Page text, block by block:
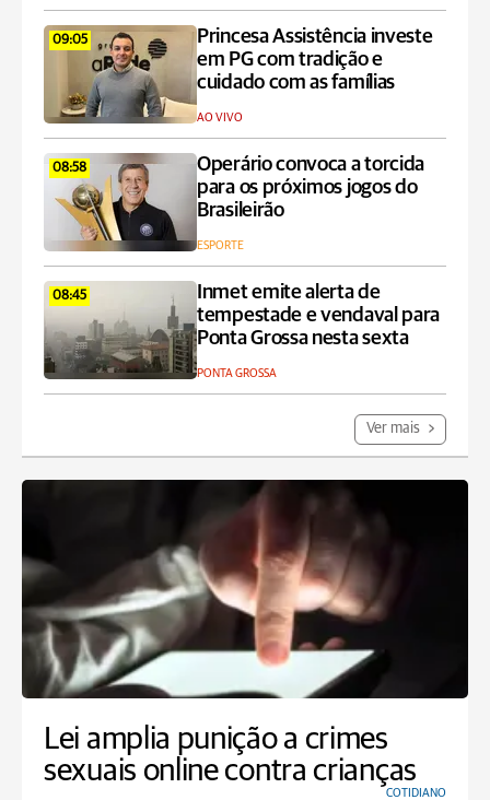
09:05
Princesa Assistência investe
em PG com tradição e
cuidado com as famílias
AO VIVO
08:58
Operário convoca a torcida
para os próximos jogos do
Brasileirão
ESPORTE
08:45
Inmet emite alerta de
tempestade e vendaval para
Ponta Grossa nesta sexta
PONTA GROSSA
Ver mais
Lei amplia punição a crimes
sexuais online contra crianças
COTIDIANO